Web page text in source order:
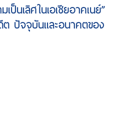
ป็นเลิศในเอเชียอาคเนย์”
ต ปัจจุบันและอนาคตของ